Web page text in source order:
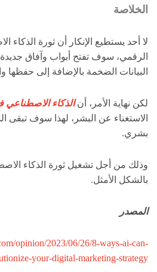
الخلاصة
لا أحد يستطيع الإنكار أن ثورة الذكاء
الرقمي، سوف تفتح أبواب وآفاق
البيانات الضخمة بالإضافة إلى حفظها
لكن نهاية الأمر، أنالذكاء الاصطناعي
الاستغناء عن البشر، لهذا سوف تبقى
بشري.
وذلك من أجل تشغيل ثورة الذكاء
بالشكل الأمثل.
المصدر
opinion/2023/06/26/8-ways-ai-can-
your-digital-marketing-strategy